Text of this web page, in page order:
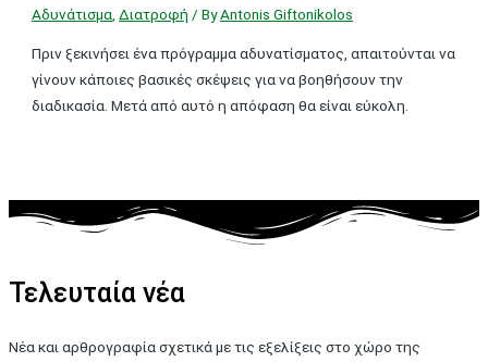
Αδυνάτισμα ,Διατροφή / ByAntonis Giftonikolos
Πριν ξεκινήσει ένα πρόγραμμα αδυνατίσματος, απαιτούνται να
γίνουν κάποιες βασικές σκέψεις για να βοηθήσουν την
διαδικασία. Μετά από αυτό η απόφαση θα είναι εύκολη.
Τελευταία νέα
Νέα και αρθρογραφία σχετικά με τις εξελίξεις στο χώρο της